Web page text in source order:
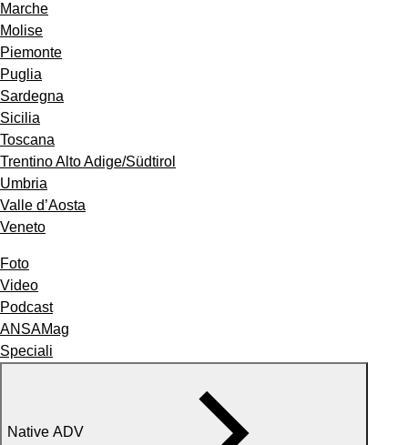
Marche
Molise
Piemonte
Puglia
Sardegna
Sicilia
Toscana
Trentino Alto Adige/Südtirol
Umbria
Valle d’Aosta
Veneto
Foto
Video
Podcast
ANSAMag
Speciali
Native ADV